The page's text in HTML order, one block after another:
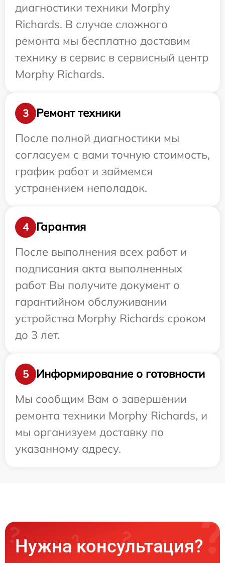
диагностики техники Morphy
Richards. В случае сложного
ремонта мы бесплатно доставим
технику в сервис в сервисный центр
Morphy Richards.
3
Ремонт техники
После полной диагностики мы
согласуем с вами точную стоимость,
график работ и займемся
устранением неполадок.
4
Гарантия
После выполнения всех работ и
подписания акта выполненных
работ Вы получите документ о
гарантийном обслуживании
устройства Morphy Richards сроком
до 3 лет.
5
Информирование о готовности
Мы сообщим Вам о завершении
ремонта техники Morphy Richards, и
мы организуем доставку по
указанному адресу.
Нужна консультация?